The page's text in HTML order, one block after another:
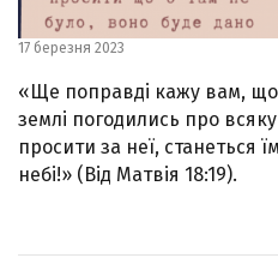
17 березня 2023
«Ще поправді кажу вам, що
землі погодились про
просити за неї, станеться
небі!» (Від Матвія 18:19).